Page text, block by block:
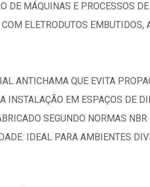
DE MÁQUINAS E PROCESSOS
ELETRODUTOS EMBUTIDOS,
ANTICHAMA QUE EVITA
INSTALAÇÃO EM ESPAÇOS DE
SEGUNDO NORMAS
IDEAL PARA AMBIENTES